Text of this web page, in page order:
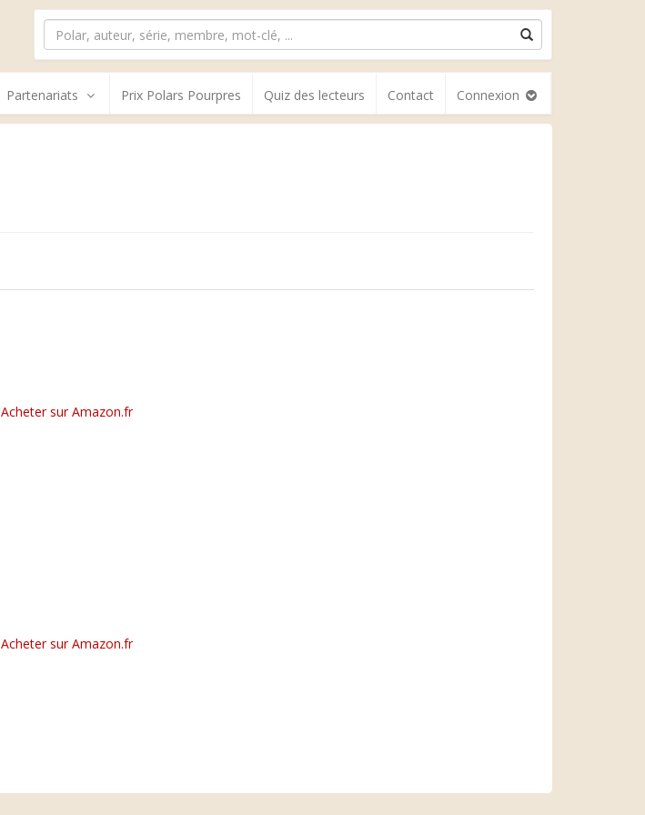
Partenariats Prix Polars Pourpres Quiz des lecteurs Contact Connexion
Acheter sur Amazon.fr
Acheter sur Amazon.fr